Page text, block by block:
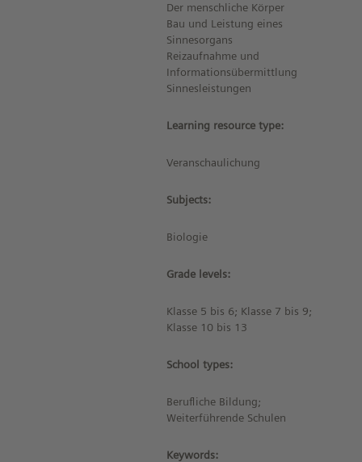
Der menschliche Körper
Bau und Leistung eines
Sinnesorgans
Reizaufnahme und
Informationsübermittlung
Sinnesleistungen
Learning resource type:
Veranschaulichung
Subjects:
Biologie
Grade levels:
Klasse 5 bis 6; Klasse 7 bis 9;
Klasse 10 bis 13
School types:
Berufliche Bildung;
Weiterführende Schulen
Keywords: